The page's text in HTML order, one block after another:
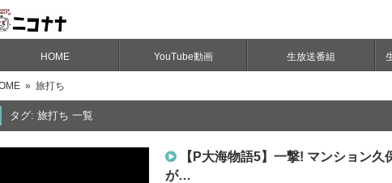
HOME YouTube動画 生放送番組
» 旅打ち
タグ: 旅打ち 一覧
【P大海物語5】一撃! マンション久
が…